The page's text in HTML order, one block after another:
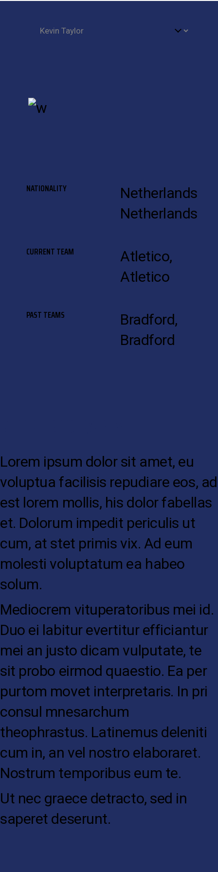
NATIONALITY
Netherlands
Netherlands
CURRENT TEAM
Atletico,
Atletico
PAST TEAMS
Bradford,
Bradford
Lorem ipsum dolor sit amet, eu
voluptua facilisis repudiare eos, ad
est lorem mollis, his dolor fabellas
et. Dolorum impedit periculis ut
cum, at stet primis vix. Ad eum
molesti voluptatum ea habeo
solum.
Mediocrem vituperatoribus mei id.
Duo ei labitur evertitur efficiantur
mei an justo dicam vulputate, te
sit probo eirmod quaestio. Ea per
purtom movet interpretaris. In pri
consul mnesarchum
theophrastus. Latinemus deleniti
cum in, an vel nostro elaboraret.
Nostrum temporibus eum te.
Ut nec graece detracto, sed in
saperet deserunt.